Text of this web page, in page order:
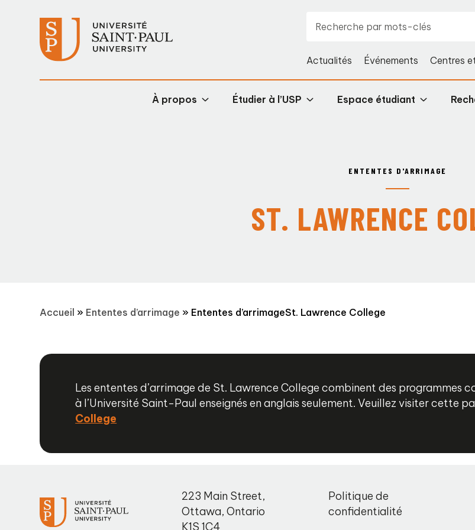
Actualités Événements Centres
À propos Étudier à l’USP Espace étudiant
ENTENTES D'ARRIMAGE
ST. LAWRENCE
Accueil » Ententes d’arrimage » Ententes d’arrimageSt. Lawrence College
Les ententes d’arrimage de St. Lawrence College combinent des programmes
à l’Université Saint-Paul enseignés en anglais seulement. Veuillez visiter cette
College
223 Main Street,
Ottawa,Ontario
K1S 1C4
Politique de
confidentialité